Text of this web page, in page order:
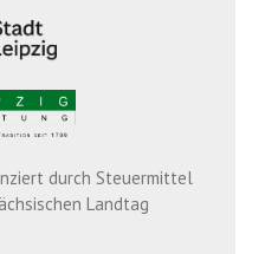
durch Steuermittel
Landtag